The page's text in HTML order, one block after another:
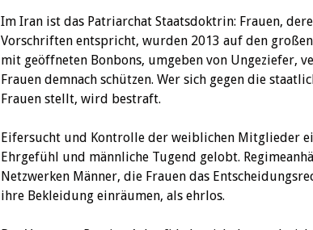
Im Iran ist das Patriarchat Staatsdoktrin: Frauen,
Vorschriften entspricht, wurden 2013 auf den
mit geöffneten Bonbons, umgeben von Ungeziefer,
Frauen demnach schützen. Wer sich gegen die
Frauen stellt, wird bestraft.
Eifersucht und Kontrolle der weiblichen Mitglieder
Ehrgefühl und männliche Tugend gelobt.
Netzwerken Männer, die Frauen das
ihre Bekleidung einräumen, als ehrlos.